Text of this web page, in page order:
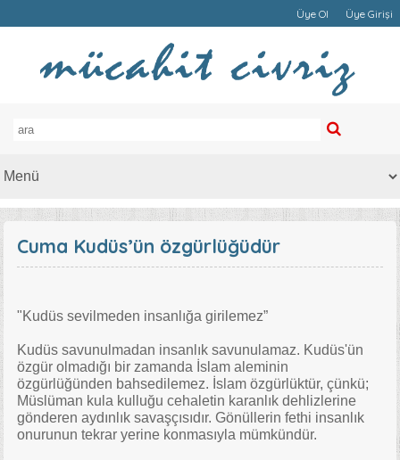
Üye Ol Üye Girişi
Cuma Kudüs’ün özgürlüğüdür
"Kudüs sevilmeden insanlığa girilemez”
Kudüs savunulmadan insanlık savunulamaz. Kudüs'ün
özgür olmadığı bir zamanda İslam aleminin
özgürlüğünden bahsedilemez. İslam özgürlüktür, çünkü;
Müslüman kula kulluğu cehaletin karanlık dehlizlerine
gönderen aydınlık savaşçısıdır. Gönüllerin fethi insanlık
onurunun tekrar yerine konmasıyla mümkündür.